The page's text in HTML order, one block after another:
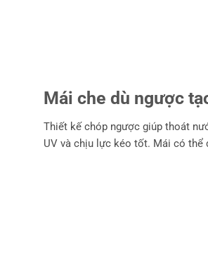
Mái che dù ngược
Thiết kế chóp ngược giúp thoát
UV và chịu lực kéo tốt. Mái có